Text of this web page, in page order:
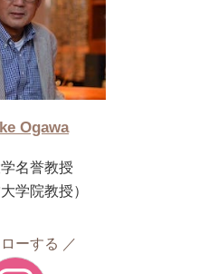
Ogawa
名誉教授
学院教授）
ーする